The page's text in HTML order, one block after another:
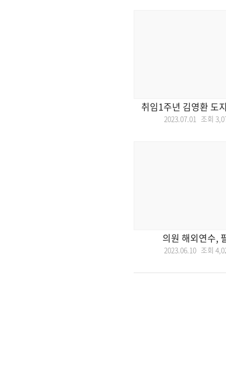
취임1주년 김영환 도
2023.07.01 조회
의원 해외연수,
2023.06.10 조회